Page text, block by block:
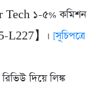
১-৫% কমিশন
L227】। [সূচিপত্রে
দিয়ে লিঙ্ক